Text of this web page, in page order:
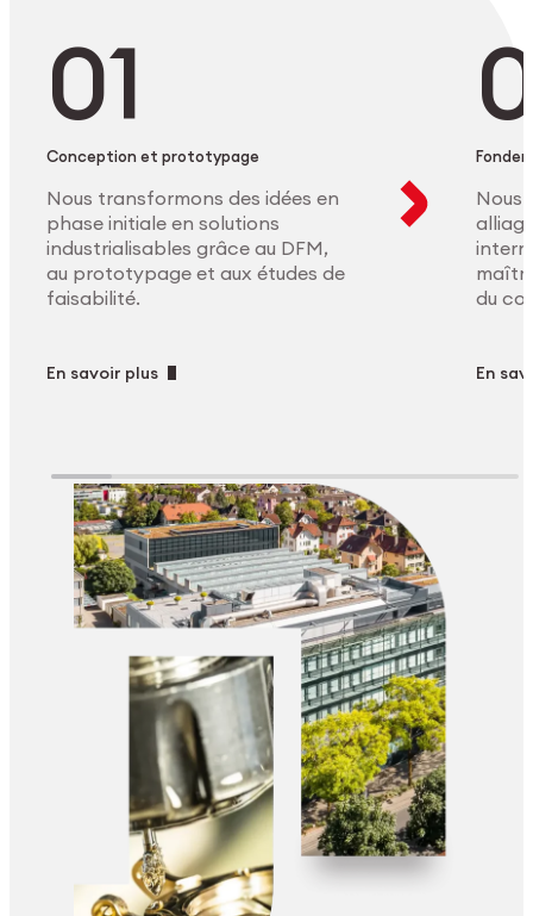
Conception et prototypage
Nous transformons des idées en
phase initiale en solutions
industrialisables grâce au DFM,
au prototypage et aux études de
faisabilité.
En savoir plus
Nous
du
En